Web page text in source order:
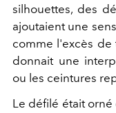
silhouettes, des
ajoutaient une
comme l'excès
donnait une
ou les ceintures
Le défilé était